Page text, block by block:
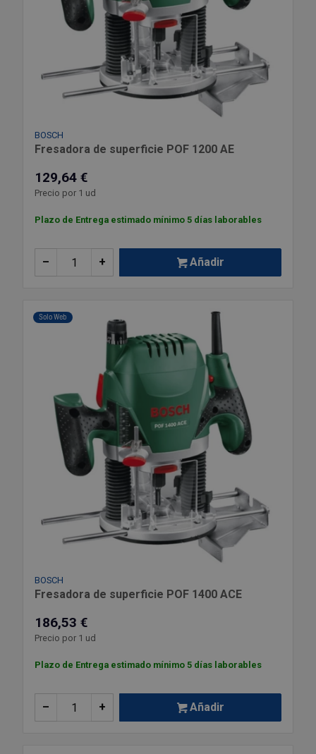
BOSCH
Fresadora de superficie POF 1200 AE
129,64 €
Precio por 1 ud
Plazo de Entrega estimado mínimo 5 días laborables
+
– Añadir
Solo Web
BOSCH
Fresadora de superficie POF 1400 ACE
186,53 €
Precio por 1 ud
Plazo de Entrega estimado mínimo 5 días laborables
+
– Añadir